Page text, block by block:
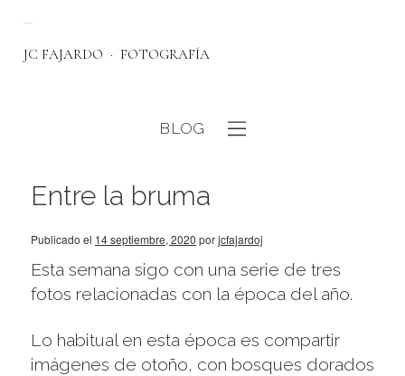
JC FAJARDO FOTOGRAFÍA
BLOG
Entre la bruma
Publicado el 14 septiembre, 2020 porjcfajardoj
Esta semana sigo con una serie de tres
fotos relacionadas con la época del año.
Lo habitual en esta época es compartir
imágenes de otoño, con bosques dorados